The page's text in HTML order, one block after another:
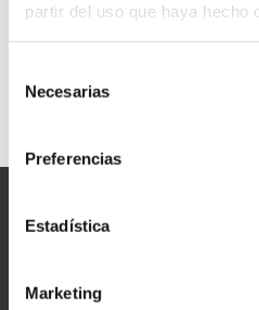
partir del uso que haya hecho
Necesarias
Preferencias
Estadística
Marketing